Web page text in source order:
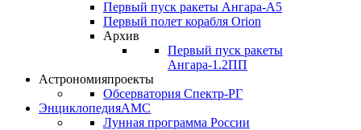
Первый пуск ракеты Ангара-А5
Первый полет корабля Orion
Архив
Первый пуск ракеты
Ангара-1.2ПП
Астрономияпроекты
Обсерватория Спектр-РГ
ЭнциклопедияАМС
Лунная программа России